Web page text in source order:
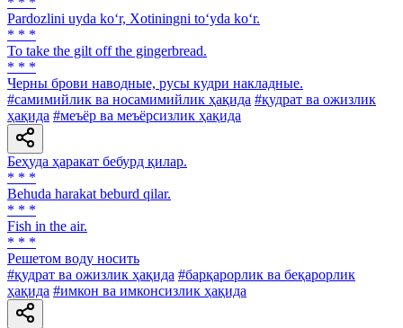
Pardozlini uyda ko‘r, Xotiningni to‘yda ko‘r.
* * *
To take the gilt off the gingerbread.
* * *
Черны брови наводные, русы кудри накладные.
#самимийлик ва носамимийлик ҳақида #қудрат ва ожизлик
ҳақида #меъёр ва меъёрсизлик ҳақида
Беҳуда ҳаракат бебурд қилар.
* * *
Behuda harakat beburd qilar.
* * *
Fish in the air.
* * *
Решетом воду носить
#қудрат ва ожизлик ҳақида #барқарорлик ва беқарорлик
ҳақида #имкон ва имконсизлик ҳақида